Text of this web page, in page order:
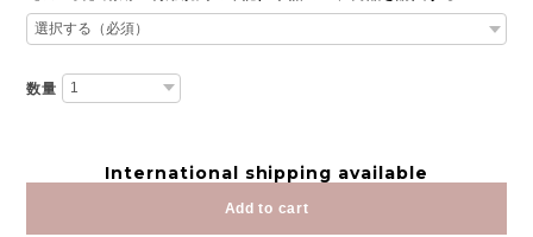
数量
International shipping available
Add to cart